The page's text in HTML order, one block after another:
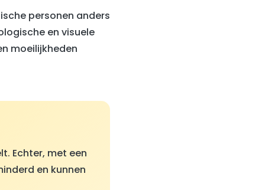
personen anders
en visuele
moeilijkheden
Echter, met een
en kunnen